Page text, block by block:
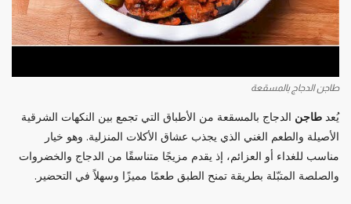
طاجن الدجاج بالمسقعة
يُعد طاجن الدجاج بالمسقعة من الأطباق التي تجمع بين النكهات الشرقية
الأصيلة والطعم الغني الذي يجذب عشاق الأكلات المنزلية. وهو خيار
مناسب للغداء أو العزائم، إذ يقدم مزيجًا متناسقًا من الدجاج والخضروات
والصلصة المتبّلة بطريقة تمنح الطبق طعمًا مميزًا وسهلاً في التحضير.